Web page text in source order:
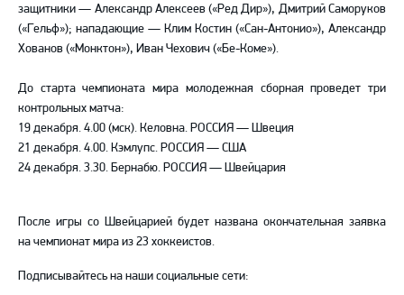
защитники — Александр Алексеев («Ред Дир»), Дмитрий Саморуков
(«Гельф»); нападающие — Клим Костин («Сан-Антонио»), Александр
Хованов («Монктон»), Иван Чехович («Бе-Коме»).
До старта чемпионата мира молодежная сборная проведет три
контрольных матча:
19 декабря. 4.00 (мск). Келовна. РОССИЯ — Швеция
21 декабря. 4.00. Кэмлупс. РОССИЯ — США
24 декабря. 3.30. Бернабю. РОССИЯ — Швейцария
После игры со Швейцарией будет названа окончательная заявка
на чемпионат мира из 23 хоккеистов.
Подписывайтесь на наши социальные сети: